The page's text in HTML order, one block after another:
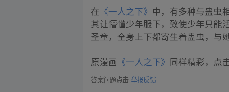
在 《一人之下》 中，有多种与蛊虫
其让懵懂少年服下，致使少年只能
圣童，全身上下都寄生着蛊虫，与
原漫画 《一人之下》 同样精彩，点
答案问题点击举报反馈